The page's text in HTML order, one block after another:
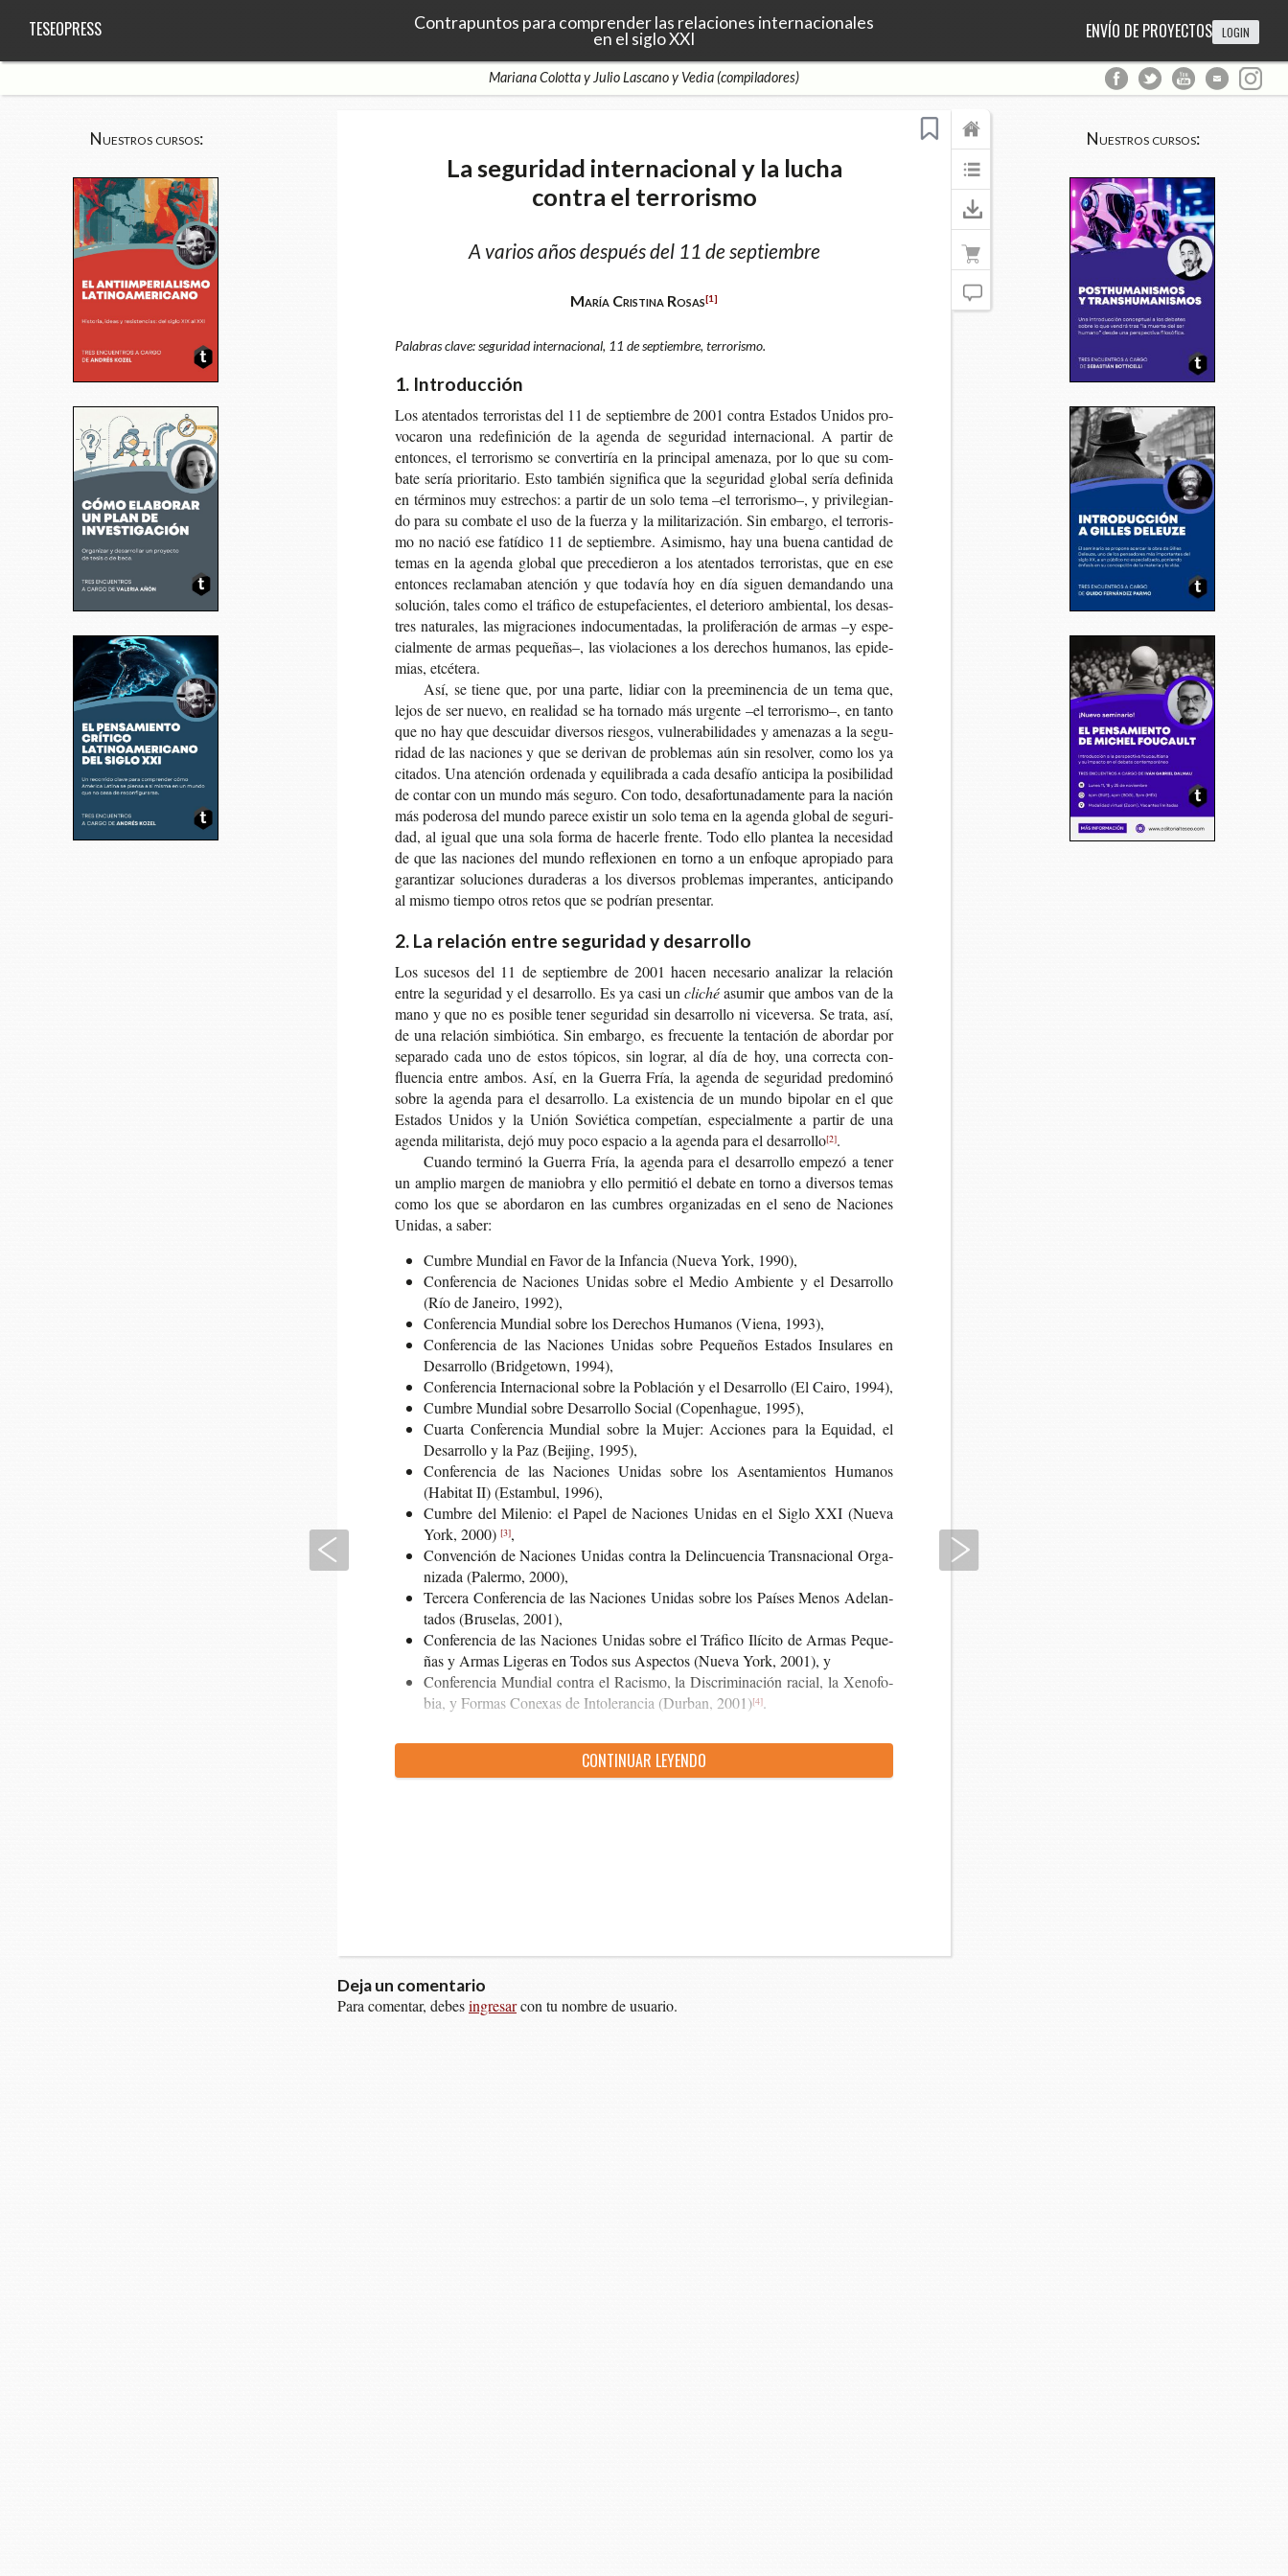
Contrapuntos para comprender las relaciones internacionales
en el siglo XXI
TESEOPRESS ENVÍO DE PROYECTOS LOGIN
Mariana Colotta y Julio Lascano y Vedia (compiladores)
Nuestros cursos: Nuestros cursos:
La seguridad internacional y la lucha
contra el terrorismo
A varios años después del 11 de septiembre
María Cristina Rosas[1]
Palabras clave: seguridad internacional, 11 de septiembre, terrorismo.
1. Introducción
Los aten­ta­dos terro­ris­tas del 11 de sep­tiem­bre de 2001 con­tra Esta­dos Uni­dos pro­
vo­ca­ron una rede­fi­ni­ción de la agen­da de segu­ri­dad inter­na­cio­nal. A par­tir de
enton­ces, el terro­ris­mo se con­ver­ti­ría en la prin­ci­pal ame­na­za, por lo que su com­
ba­te sería prio­ri­ta­rio. Esto tam­bién sig­ni­fi­ca que la segu­ri­dad glo­bal sería defi­ni­da
en tér­mi­nos muy estre­chos: a par­tir de un solo tema –el terro­ris­mo–, y pri­vi­le­gian­
do para su com­ba­te el uso de la fuer­za y la mili­ta­ri­za­ción. Sin embar­go, el terro­ris­
mo no nació ese fatí­di­co 11 de sep­tiem­bre. Asi­mis­mo, hay una buena can­ti­dad de
temas en la agen­da glo­bal que pre­ce­die­ron a los aten­ta­dos terro­ris­tas, que en ese
enton­ces recla­ma­ban aten­ción y que toda­vía hoy en día siguen deman­dan­do una
solu­ción, tales como el trá­fi­co de estu­pe­fa­cien­tes, el dete­rio­ro ambien­tal, los desas­
tres natu­ra­les, las migra­cio­nes indo­cu­men­ta­das, la pro­li­fe­ra­ción de armas –y espe­
cial­men­te de armas peque­ñas–, las vio­la­cio­nes a los dere­chos huma­nos, las epi­de­
mias, etcétera.
Así, se tiene que, por una parte, lidiar con la pre­emi­nen­cia de un tema que,
lejos de ser nuevo, en reali­dad se ha tor­na­do más urgen­te –el terro­ris­mo–, en tanto
que no hay que des­cui­dar diver­sos ries­gos, vul­ne­ra­bi­li­da­des y ame­na­zas a la segu­
ri­dad de las nacio­nes y que se deri­van de pro­ble­mas aún sin resol­ver, como los ya
cita­dos. Una aten­ción orde­na­da y equi­li­bra­da a cada desa­fío anti­ci­pa la posi­bi­li­dad
de con­tar con un mundo más segu­ro. Con todo, des­afor­tu­na­da­men­te para la nación
más pode­ro­sa del mundo pare­ce exis­tir un solo tema en la agen­da glo­bal de segu­ri­
dad, al igual que una sola forma de hacer­le fren­te. Todo ello plan­tea la nece­si­dad
de que las nacio­nes del mundo refle­xio­nen en torno a un enfo­que apro­pia­do para
garan­ti­zar solu­cio­nes dura­de­ras a los diver­sos pro­ble­mas impe­ran­tes, anti­ci­pan­do
al mismo tiem­po otros retos que se podrían presentar.
2. La relación entre seguridad y desarrollo
Los suce­sos del 11 de sep­tiem­bre de 2001 hacen nece­sa­rio ana­li­zar la rela­ción
entre la segu­ri­dad y el desa­rro­llo. Es ya casi unclichéasu­mir que ambos van de la
mano y que no es posi­ble tener segu­ri­dad sin desa­rro­llo ni vice­ver­sa. Se trata, así,
de una rela­ción sim­bió­ti­ca. Sin embar­go, es fre­cuen­te la ten­ta­ción de abor­dar por
sepa­ra­do cada uno de estos tópi­cos, sin lograr, al día de hoy, una correc­ta con­
fluen­cia entre ambos. Así, en la Gue­rra Fría, la agen­da de segu­ri­dad pre­do­mi­nó
sobre la agen­da para el desa­rro­llo. La exis­ten­cia de un mundo bipo­lar en el que
Esta­dos Uni­dos y la Unión Sovié­ti­ca com­pe­tían, espe­cial­men­te a par­tir de una
agen­da mili­ta­ris­ta, dejó muy poco espa­cio a la agen­da para el desarrollo[2].
Cuan­do ter­mi­nó la Gue­rra Fría, la agen­da para el desa­rro­llo empe­zó a tener
un amplio mar­gen de manio­bra y ello per­mi­tió el deba­te en torno a diver­sos temas
como los que se abor­da­ron en las cum­bres orga­ni­za­das en el seno de Nacio­nes
Uni­das, a saber:
Cum­bre Mun­dial en Favor de la Infan­cia (Nueva York, 1990),
Con­fe­ren­cia de Nacio­nes Uni­das sobre el Medio Ambien­te y el Desa­rro­llo
(Río de Janei­ro, 1992),
Con­fe­ren­cia Mun­dial sobre los Dere­chos Huma­nos (Viena, 1993),
Con­fe­ren­cia de las Nacio­nes Uni­das sobre Peque­ños Esta­dos Insu­la­res en
Desa­rro­llo (Brid­ge­town, 1994),
Con­fe­ren­cia Inter­na­cio­nal sobre la Pobla­ción y el Desa­rro­llo (El Cairo, 1994),
Cum­bre Mun­dial sobre Desa­rro­llo Social (Copen­ha­gue, 1995),
Cuar­ta Con­fe­ren­cia Mun­dial sobre la Mujer: Accio­nes para la Equi­dad, el
Desa­rro­llo y la Paz (Bei­jing, 1995),
Con­fe­ren­cia de las Nacio­nes Uni­das sobre los Asen­ta­mien­tos Huma­nos
(Habi­tat II) (Estam­bul, 1996),
Cum­bre del Mile­nio: el Papel de Nacio­nes Uni­das en el Siglo XXI (Nueva
York, 2000) [3],
Con­ven­ción de Nacio­nes Uni­das con­tra la Delin­cuen­cia Trans­na­cio­nal Orga­
ni­za­da (Paler­mo, 2000),
Ter­ce­ra Con­fe­ren­cia de las Nacio­nes Uni­das sobre los Paí­ses Menos Ade­lan­
ta­dos (Bru­se­las, 2001),
Con­fe­ren­cia de las Nacio­nes Uni­das sobre el Trá­fi­co Ilí­ci­to de Armas Peque­
ñas y Armas Lige­ras en Todos sus Aspec­tos (Nueva York, 2001), y
Con­fe­ren­cia Mun­dial con­tra el Racis­mo, la Dis­cri­mi­na­ción racial, la Xeno­fo­
bia, y For­mas Cone­xas de Into­le­ran­cia (Dur­ban, 2001)[4].
CON­TI­NUAR LEYENDO
Deja un comentario
Para comentar, debesingresarcon tu nombre de usuario.